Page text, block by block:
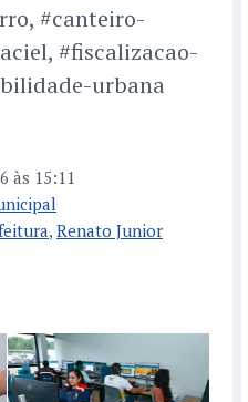
#canteiro-
#fiscalizacao-
urbana
às 15:11
, Renato Junior